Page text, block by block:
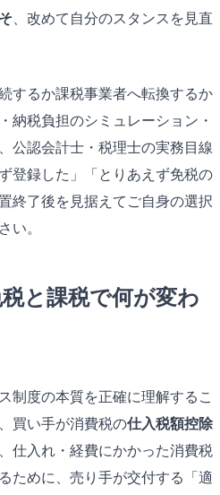
、改めて自分のスタンスを見直
するか課税事業者へ転換するか
納税負担のシミュレーション・
公認会計士・税理士の実務目線
登録した」「とりあえず免税の
終了後を見据えてご自身の選択
い。
と課税で何が変わ
制度の本質を正確に理解するこ
買い手が消費税の仕入税額控除
仕入れ・経費にかかった消費税
ために、売り手が交付する「適